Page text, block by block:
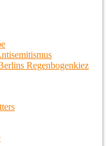
Regenbogenkiez